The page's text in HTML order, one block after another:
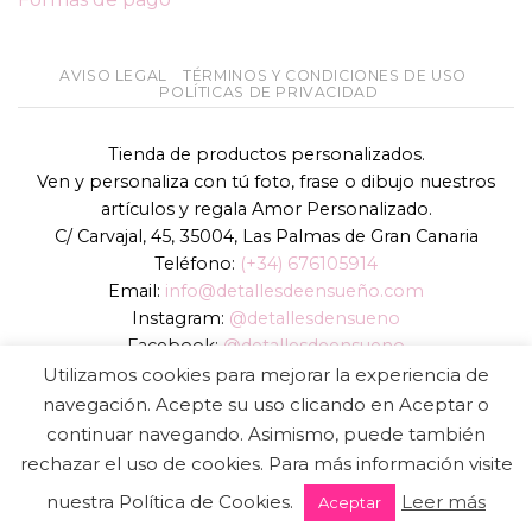
AVISO LEGAL
TÉRMINOS Y CONDICIONES DE USO
POLÍTICAS DE PRIVACIDAD
Tienda de productos personalizados.
Ven y personaliza con tú foto, frase o dibujo nuestros
artículos y regala Amor Personalizado.
C/ Carvajal, 45, 35004, Las Palmas de Gran Canaria
Teléfono: (+34) 676105914
Email: info@detallesdeensueño.com
Instagram: @detallesdensueno
Facebook: @detallesdeensueno
TikTok: @detallesdensueno
Página web:www.detallesdeensueño.com
Copyright 2026 © DIGALOWEB.COM
Utilizamos cookies para mejorar la experiencia de
navegación. Acepte su uso clicando en Aceptar o
continuar navegando. Asimismo, puede también
rechazar el uso de cookies. Para más información visite
nuestra Política de Cookies.
Aceptar Leer más